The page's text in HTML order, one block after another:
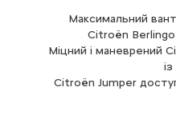
Максимальний
Citroën Berlingo
Міцний і маневрений
Citroën Jumper